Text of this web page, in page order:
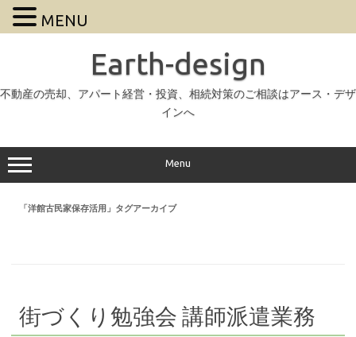
Earth-design
不動産の売却、アパート経営・投資、相続対策のご相談はアース・デザ
インへ
Menu
「洋館古民家保存活用 」タグアーカイブ
街づくり勉強会 講師派遣業務
MENU